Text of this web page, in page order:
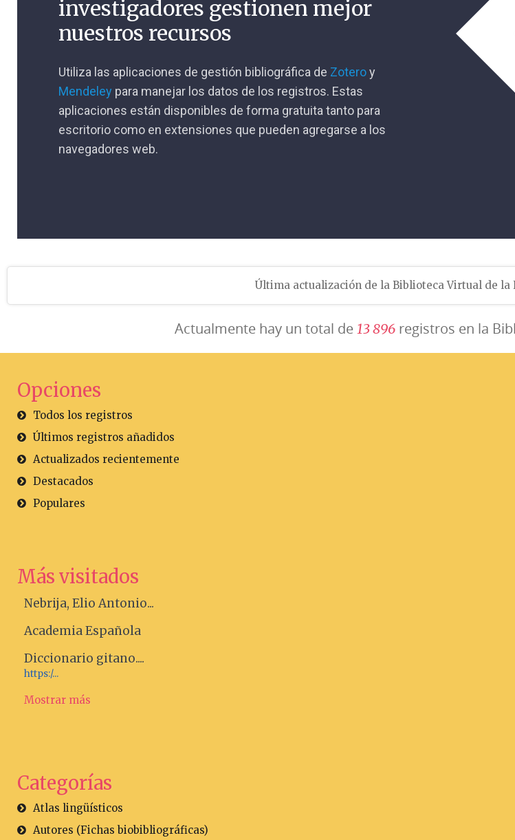
investigadores gestionen mejor
nuestros recursos
Utiliza las aplicaciones de gestión bibliográfica de Zoteroy
Mendeley para manejar los datos de los registros. Estas
aplicaciones están disponibles de forma gratuita tanto para
escritorio como en extensiones que pueden agregarse a los
navegadores web.
Última actualización de la Biblioteca Virtual de la
Actualmente hay un total de 13896registros en la
Opciones
Todos los registros
Últimos registros añadidos
Actualizados recientemente
Destacados
Populares
Más visitados
Nebrija, Elio Antonio...
Academia Española
Diccionario gitano....
https:/...
Mostrar más
Categorías
Atlas lingüísticos
Autores (Fichas biobibliográficas)